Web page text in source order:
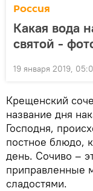
Россия
Какая вода
святой -
19 января 2019,
Крещенский
название дня
Господня,
постное блюдо,
день. Сочиво –
приправленные
сладостями.